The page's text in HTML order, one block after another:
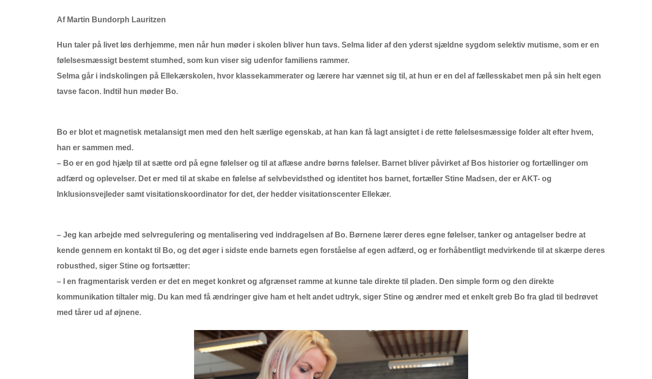
Af Martin Bundorph Lauritzen
Hun taler på livet løs derhjemme, men når hun møder i skolen bliver hun tavs. Selma lider af den yderst sjældne sygdom selektiv mutisme, som er en
følelsesmæssigt bestemt stumhed, som kun viser sig udenfor familiens rammer.
Selma går i indskolingen på Ellekærskolen, hvor klassekammerater og lærere har vænnet sig til, at hun er en del af fællesskabet men på sin helt egen
tavse facon. Indtil hun møder Bo.
Bo er blot et magnetisk metalansigt men med den helt særlige egenskab, at han kan få lagt ansigtet i de rette følelsesmæssige folder alt efter hvem,
han er sammen med.
– Bo er en god hjælp til at sætte ord på egne følelser og til at aflæse andre børns følelser. Barnet bliver påvirket af Bos historier og fortællinger om
adfærd og oplevelser. Det er med til at skabe en følelse af selvbevidsthed og identitet hos barnet, fortæller Stine Madsen, der er AKT- og
Inklusionsvejleder samt visitationskoordinator for det, der hedder visitationscenter Ellekær.
– Jeg kan arbejde med selvregulering og mentalisering ved inddragelsen af Bo. Børnene lærer deres egne følelser, tanker og antagelser bedre at
kende gennem en kontakt til Bo, og det øger i sidste ende barnets egen forståelse af egen adfærd, og er forhåbentligt medvirkende til at skærpe deres
robusthed, siger Stine og fortsætter:
– I en fragmentarisk verden er det en meget konkret og afgrænset ramme at kunne tale direkte til pladen. Den simple form og den direkte
kommunikation tiltaler mig. Du kan med få ændringer give ham et helt andet udtryk, siger Stine og ændrer med et enkelt greb Bo fra glad til bedrøvet
med tårer ud af øjnene.